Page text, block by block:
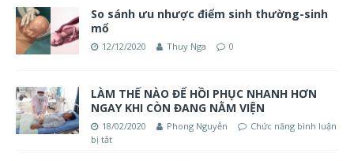
So sánh ưu nhược điểm sinh thường-sinh
mổ
12/12/2020 Thuy Nga 0
LÀM THẾ NÀO ĐỂ HỒI PHỤC NHANH HƠN
NGAY KHI CÒN ĐANG NẰM VIỆN
18/02/2020 Phong Nguyễn
Chức năng bình luận
bị tắt